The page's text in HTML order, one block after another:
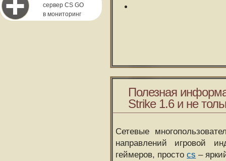
сервер CS GO
в мониторинг
Полезная
Strike 1.6 и не
Сетевые
направлений игровой
геймеров, простоcs –